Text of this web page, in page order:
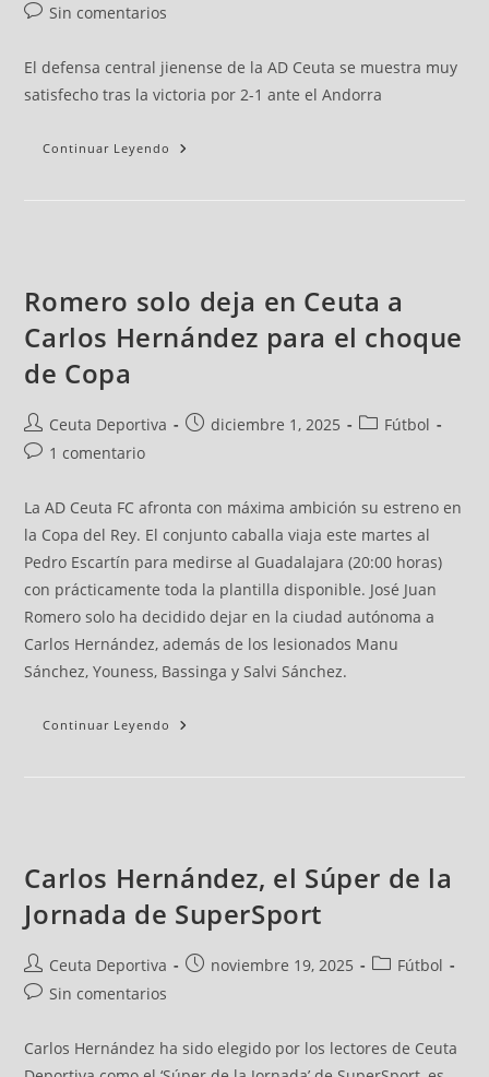
Sin comentarios
El defensa central jienense de la AD Ceuta se muestra muy
satisfecho tras la victoria por 2-1 ante el Andorra
Continuar Leyendo
Romero solo deja en Ceuta a
Carlos Hernández para el choque
de Copa
Ceuta Deportiva diciembre 1, 2025
Fútbol
1 comentario
La AD Ceuta FC afronta con máxima ambición su estreno en
la Copa del Rey. El conjunto caballa viaja este martes al
Pedro Escartín para medirse al Guadalajara (20:00 horas)
con prácticamente toda la plantilla disponible. José Juan
Romero solo ha decidido dejar en la ciudad autónoma a
Carlos Hernández, además de los lesionados Manu
Sánchez, Youness, Bassinga y Salvi Sánchez.
Continuar Leyendo
Carlos Hernández, el Súper de la
Jornada de SuperSport
Ceuta Deportiva noviembre 19, 2025
Fútbol
Sin comentarios
Carlos Hernández ha sido elegido por los lectores de Ceuta